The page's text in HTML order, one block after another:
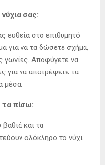
σας:
ευθεία στο επιθυμητό
για να τα δώσετε σχήμα,
γωνίες. Αποφύγετε να
για να αποτρέψετε τα
μέσα.
τα πίσω:
και τα
ολόκληρο το νύχι